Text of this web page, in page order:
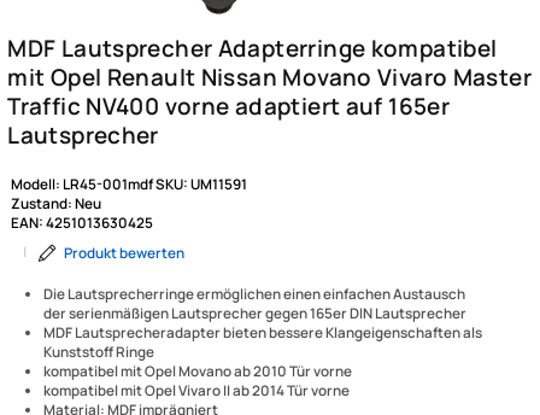
Die Lautsprecherringe ermöglichen einen einfachen Austausch
Zustand:Neu
EAN:4251013630425
Produkt bewerten